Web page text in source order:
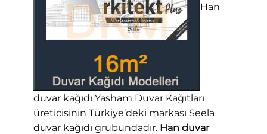
Han
duvar kağıdı Yasham Duvar Kağıtları
üreticisinin Türkiye’deki markası Seela
duvar kağıdı grubundadır. Han duvar